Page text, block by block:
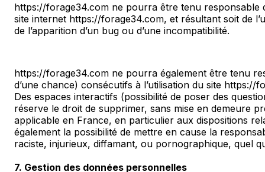
https://forage34.com ne pourra être tenu responsable
site internet https://forage34.com, et résultant soit de
de l’apparition d’un bug ou d’une incompatibilité.
https://forage34.com ne pourra également être tenu
d’une chance) consécutifs à l’utilisation du site https://
Des espaces interactifs (possibilité de poser des
réserve le droit de supprimer, sans mise en demeure
applicable en France, en particulier aux dispositions
également la possibilité de mettre en cause la
raciste, injurieux, diffamant, ou pornographique, quel
7. Gestion des données personnelles